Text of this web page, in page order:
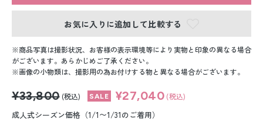
白無垢&紋付袴レンタル
引き振袖レンタル
小物販売品
お気に入りに追加して比較する
商品写真は撮影状況、お客様の表示環境等により実物と印象の異なる場合
がございます。あらかじめご了承ください。
画像の小物類は、撮影用の為お付けする物と異なる場合がございます。
¥33,800 (税込) ¥27,040 (税込)
成人式シーズン価格（1/1〜1/31のご着用）